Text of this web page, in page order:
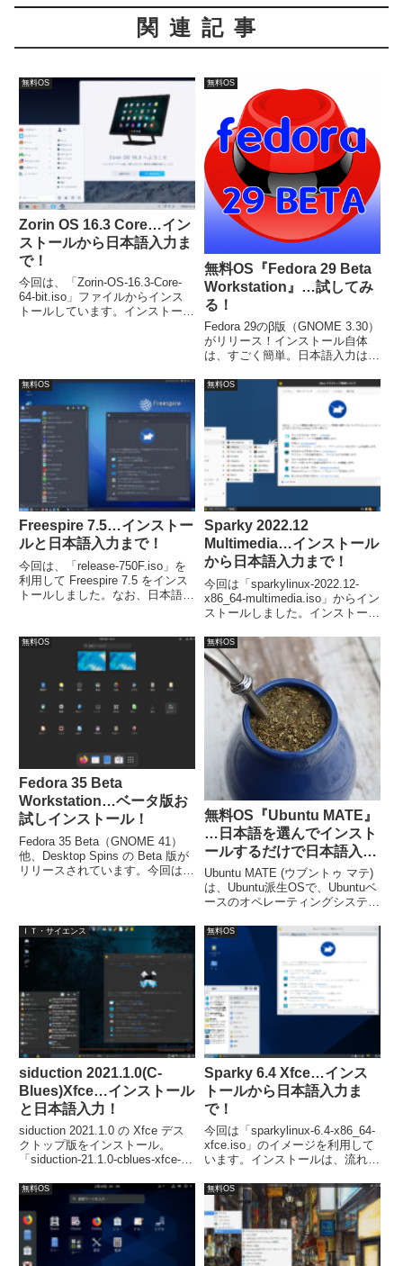
関連記事
無料OS
Zorin OS 16.3 Core…イン
ストールから日本語入力ま
で！
今回は、「Zorin-OS-16.3-Core-
64-bit.iso」ファイルからインス
トールしています。インストール
無料OS
無料OS『Fedora 29 Beta
Workstation』…試してみ
る！
Fedora 29のβ版（GNOME 3.30）
がリリース！インストール自体
は、すごく簡単。日本語入力は、
した段階で、できるようになって
います。とりあえず使える（導
入）までのレベルでは、Fedora
28 より簡単になっているようで
す。
無料OS
Freespire 7.5…インストー
ルと日本語入力まで！
今回は、「release-750F.iso」を
利用して Freespire 7.5 をインス
トールしました。なお、日本語入
無料OS
Sparky 2022.12
Multimedia…インストール
から日本語入力まで！
今回は「sparkylinux-2022.12-
x86_64-multimedia.iso」からイン
ストールしました。インストール
入力は、別途「Fcitx」などのイ
ンストールが必要でした。
無料OS
Fedora 35 Beta
Workstation…ベータ版お
試しインストール！
Fedora 35 Beta（GNOME 41）
他、Desktop Spins の Beta 版が
リリースされています。今回は
無料OS
無料OS『Ubuntu MATE』
…日本語を選んでインスト
ールするだけで日本語入力
まで完了！
Ubuntu MATE (ウブントゥ マテ)
は、Ubuntu派生OSで、Ubuntuベ
ースのオペレーティングシステム
境を用いており、機能性と安定性
を優先。最小システム要件は、
Pentium M 1.0GHz、1GBのメモ
リー、9 GBのHDD空き容量な
ど。
ＩＴ・サイエンス
siduction 2021.1.0(C-
Blues)Xfce…インストール
と日本語入力！
siduction 2021.1.0 の Xfce デス
クトップ版をインストール。
「siduction-21.1.0-cblues-xfce-
イルを利用しています。
無料OS
Sparky 6.4 Xfce…インス
トールから日本語入力ま
で！
今回は「sparkylinux-6.4-x86_64-
xfce.iso」のイメージを利用して
います。インストールは、流れに
ストールが完了します。日本語入
力は、別途コマンドで Fcitx をイ
ンストールしました。
無料OS 無料OS